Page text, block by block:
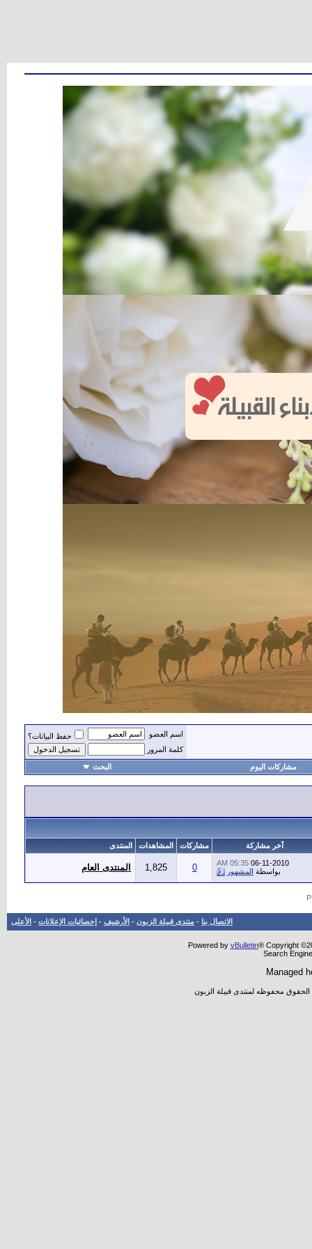
اسم العضو
حفظ البيانات؟
كلمة المرور
مشاركات اليوم البحث
آخر مشاركة مشاركات المشاهدات المنتدى
06-11-2010
05:35 AM
بواسطة المشهور 0
1,825 المنتدى العام
الاتصال بنا - منتدى قبيلة الزبون - الأرشيف - إحصائيات الإعلانات - الأعلى
Powered by vBulletin® Copyright
Search
Managed
الحقوق محفوظه لمنتدى قبيلة الزبون